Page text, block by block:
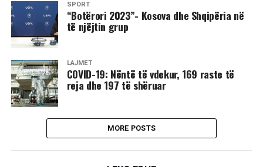
SPORT
“Botërori 2023”- Kosova dhe Shqipëria në
të njëjtin grup
LAJMET
COVID-19: Nëntë të vdekur, 169 raste të
reja dhe 197 të shëruar
MORE POSTS